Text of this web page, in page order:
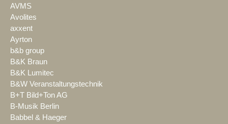
AVMS
Avolites
axxent
Ayrton
b&b group
B&K Braun
B&K Lumitec
B&W Veranstaltungstechnik
B+T Bild+Ton AG
B-Musik Berlin
Babbel & Haeger